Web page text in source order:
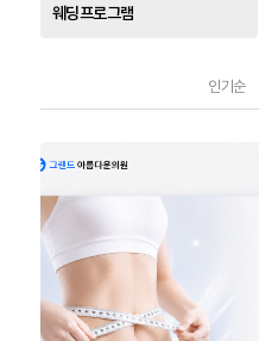
웨딩프로그램
인기순